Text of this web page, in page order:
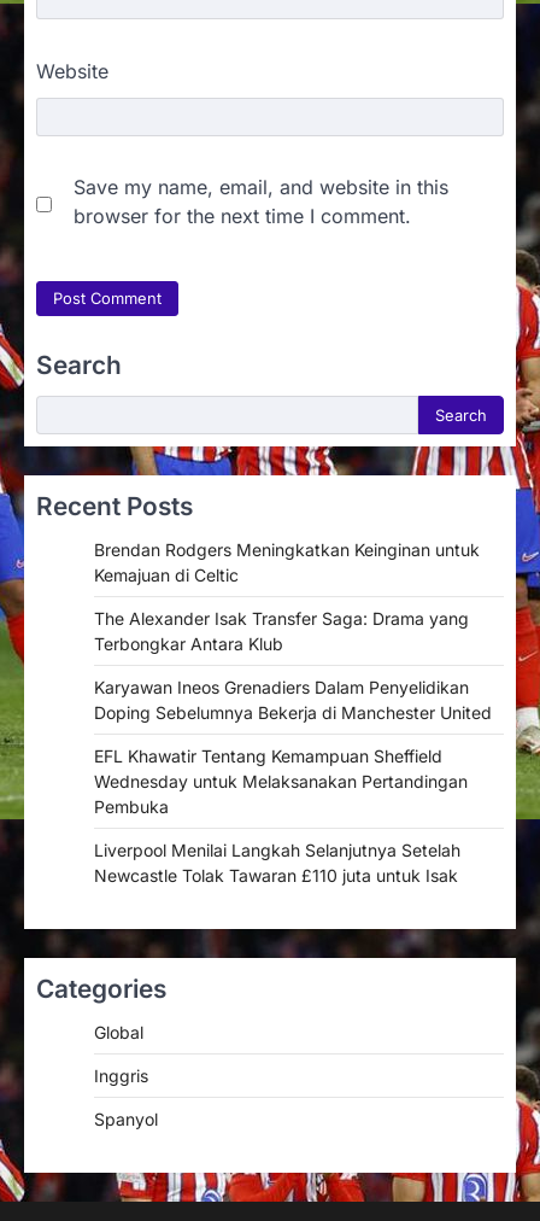
Website
Save my name, email, and website in this
browser for the next time I comment.
Search
Search
Recent Posts
Brendan Rodgers Meningkatkan Keinginan untuk
Kemajuan di Celtic
The Alexander Isak Transfer Saga: Drama yang
Terbongkar Antara Klub
Karyawan Ineos Grenadiers Dalam Penyelidikan
Doping Sebelumnya Bekerja di Manchester United
EFL Khawatir Tentang Kemampuan Sheffield
Wednesday untuk Melaksanakan Pertandingan
Pembuka
Liverpool Menilai Langkah Selanjutnya Setelah
Newcastle Tolak Tawaran £110 juta untuk Isak
Categories
Global
Inggris
Spanyol